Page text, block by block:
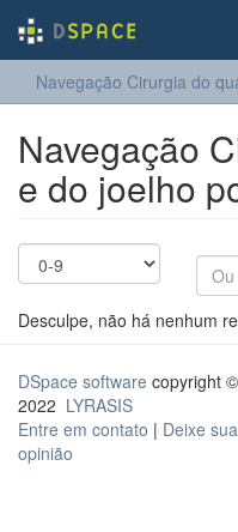
Navegação Cirurgia do
Navegação
e do joelho​
Desculpe, não há nenhum
DSpace software copyright
2022 LYRASIS
Entre em contato | Deixe sua
opinião